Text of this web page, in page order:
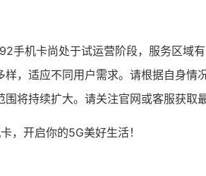
手机卡尚处于试运营阶段，服务区域
样，适应不同用户需求。请根据自身情
围将持续扩大。请关注官网或客服获取
，开启你的5G美好生活！